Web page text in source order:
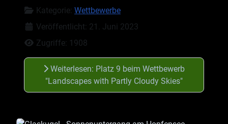
Kategorie: Wettbewerbe
Veröffentlicht: 21. Juni 2023
Zugriffe: 1908
Weiterlesen: Platz 9 beim Wettbewerb
"Landscapes with Partly Cloudy Skies"